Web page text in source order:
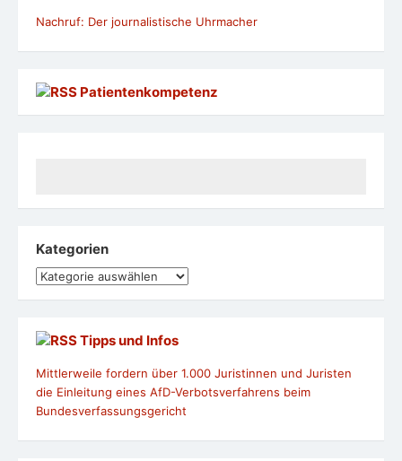
Nachruf: Der journalistische Uhrmacher
Patientenkompetenz
Kategorien
Kategorien
Tipps und Infos
Mittlerweile fordern über 1.000 Juristinnen und Juristen
die Einleitung eines AfD-Verbotsverfahrens beim
Bundesverfassungsgericht